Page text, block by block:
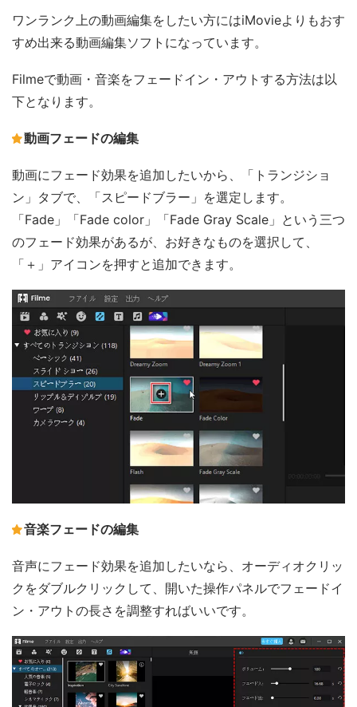
ワンランク上の動画編集をしたい方にはiMovieよりもおす
すめ出来る動画編集ソフトになっています。
Filmeで動画・音楽をフェードイン・アウトする方法は以
下となります。
動画フェードの編集
動画にフェード効果を追加したいから、「トランジショ
ン」タブで、「スピードブラー」を選定します。
「Fade」「Fade color」「Fade Gray Scale」という三つ
のフェード効果があるが、お好きなものを選択して、
「＋」アイコンを押すと追加できます。
音楽フェードの編集
音声にフェード効果を追加したいなら、オーディオクリッ
クをダブルクリックして、開いた操作パネルでフェードイ
ン・アウトの長さを調整すればいいです。